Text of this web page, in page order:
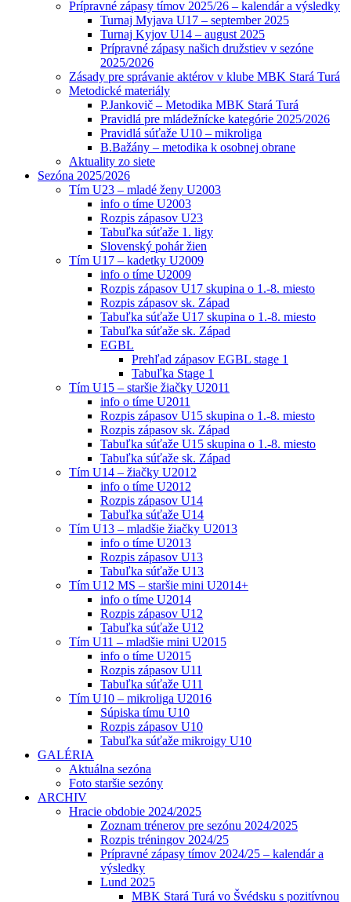
Prípravné zápasy tímov 2025/26 – kalendár a výsledky
Turnaj Myjava U17 – september 2025
Turnaj Kyjov U14 – august 2025
Prípravné zápasy našich družstiev v sezóne
2025/2026
Zásady pre správanie aktérov v klube MBK Stará Turá
Metodické materiály
P.Jankovič – Metodika MBK Stará Turá
Pravidlá pre mládežnícke kategórie 2025/2026
Pravidlá súťaže U10 – mikroliga
B.Bažány – metodika k osobnej obrane
Aktuality zo siete
Sezóna 2025/2026
Tím U23 – mladé ženy U2003
info o tíme U2003
Rozpis zápasov U23
Tabuľka súťaže 1. ligy
Slovenský pohár žien
Tím U17 – kadetky U2009
info o tíme U2009
Rozpis zápasov U17 skupina o 1.-8. miesto
Rozpis zápasov sk. Západ
Tabuľka súťaže U17 skupina o 1.-8. miesto
Tabuľka súťaže sk. Západ
EGBL
Prehľad zápasov EGBL stage 1
Tabuľka Stage 1
Tím U15 – staršie žiačky U2011
info o tíme U2011
Rozpis zápasov U15 skupina o 1.-8. miesto
Rozpis zápasov sk. Západ
Tabuľka súťaže U15 skupina o 1.-8. miesto
Tabuľka súťaže sk. Západ
Tím U14 – žiačky U2012
info o tíme U2012
Rozpis zápasov U14
Tabuľka súťaže U14
Tím U13 – mladšie žiačky U2013
info o tíme U2013
Rozpis zápasov U13
Tabuľka súťaže U13
Tím U12 MS – staršie mini U2014+
info o tíme U2014
Rozpis zápasov U12
Tabuľka súťaže U12
Tím U11 – mladšie mini U2015
info o tíme U2015
Rozpis zápasov U11
Tabuľka súťaže U11
Tím U10 – mikroliga U2016
Súpiska tímu U10
Rozpis zápasov U10
Tabuľka súťaže mikroigy U10
GALÉRIA
Aktuálna sezóna
Foto staršie sezóny
ARCHIV
Hracie obdobie 2024/2025
Zoznam trénerov pre sezónu 2024/2025
Rozpis tréningov 2024/25
Prípravné zápasy tímov 2024/25 – kalendár a
výsledky
Lund 2025
MBK Stará Turá vo Švédsku s pozitívnou